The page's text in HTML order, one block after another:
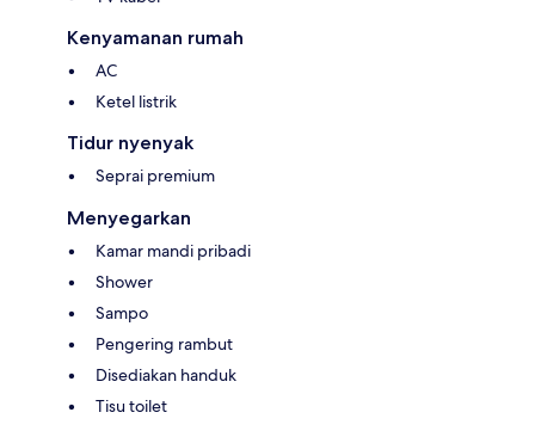
Kenyamanan rumah
AC
Ketel listrik
Tidur nyenyak
Seprai premium
Menyegarkan
Kamar mandi pribadi
Shower
Sampo
Pengering rambut
Disediakan handuk
Tisu toilet